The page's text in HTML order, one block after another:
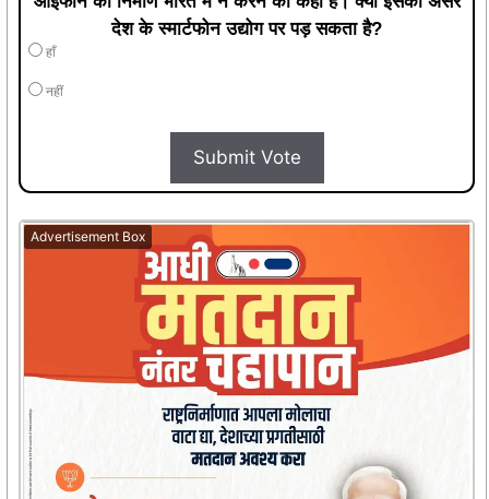
देश के स्मार्टफोन उद्योग पर पड़ सकता है?
हाँ
नहीं
Submit Vote
Advertisement Box